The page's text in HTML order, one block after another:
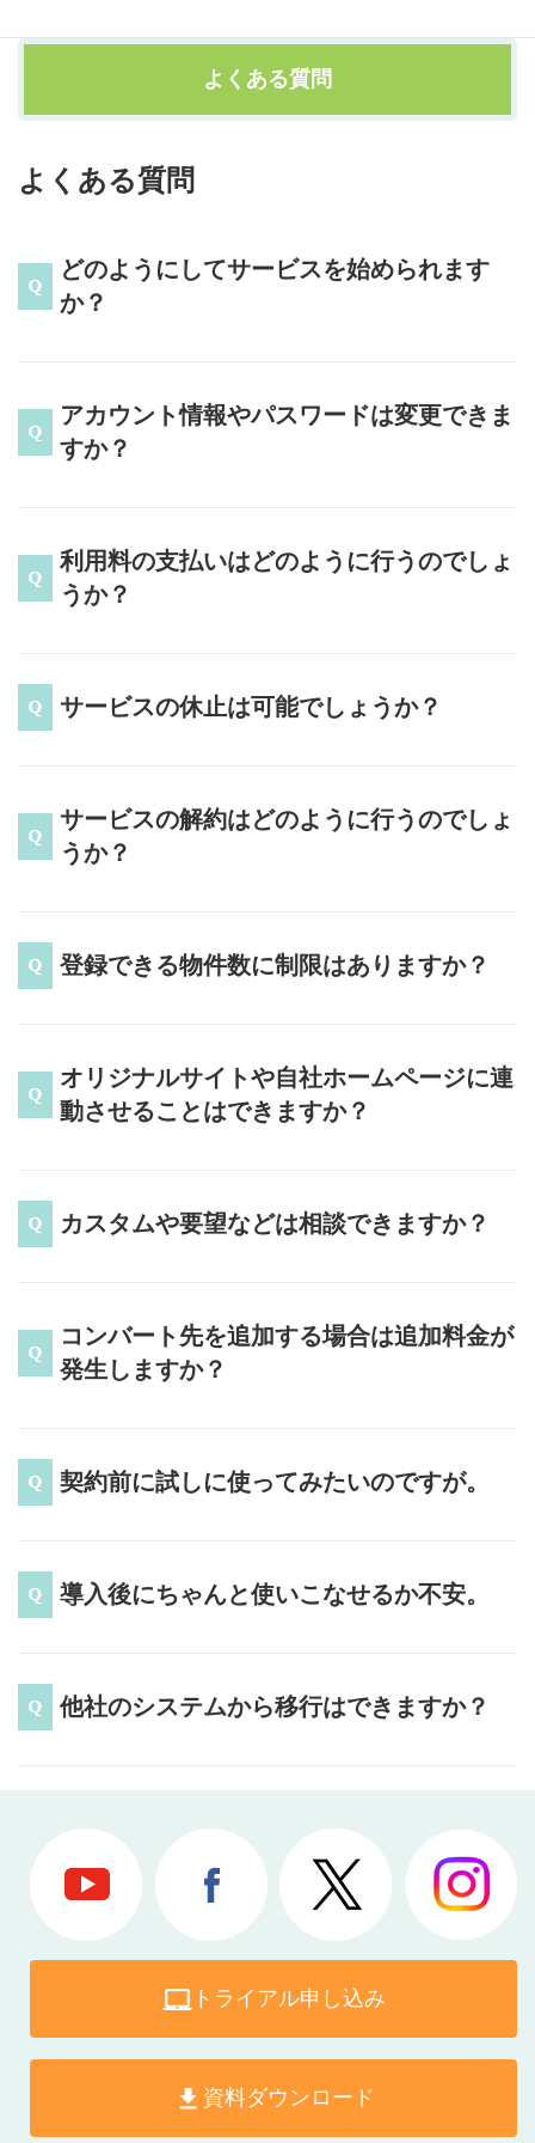
よくある質問
よくある質問
どのようにしてサービスを始められます
か？
アカウント情報やパスワードは変更できま
すか？
利用料の支払いはどのように行うのでしょ
うか？
サービスの休止は可能でしょうか？
サービスの解約はどのように行うのでしょ
うか？
登録できる物件数に制限はありますか？
オリジナルサイトや自社ホームページに連
動させることはできますか？
カスタムや要望などは相談できますか？
コンバート先を追加する場合は追加料金が
発生しますか？
契約前に試しに使ってみたいのですが。
導入後にちゃんと使いこなせるか不安。
他社のシステムから移行はできますか？
トライアル申し込み
資料ダウンロード